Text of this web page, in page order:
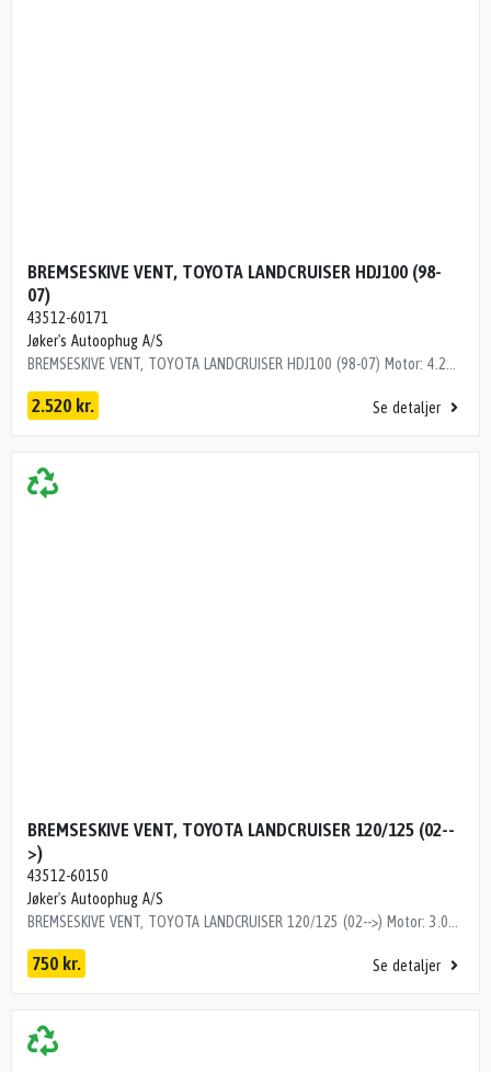
BREMSESKIVE VENT, TOYOTA LANDCRUISER HDJ100 (98-
07)
43512-60171
Jøker's Autoophug A/S
2.520 kr. Se detaljer
BREMSESKIVE VENT, TOYOTA LANDCRUISER 120/125 (02--
>)
43512-60150
Jøker's Autoophug A/S
750 kr. Se detaljer